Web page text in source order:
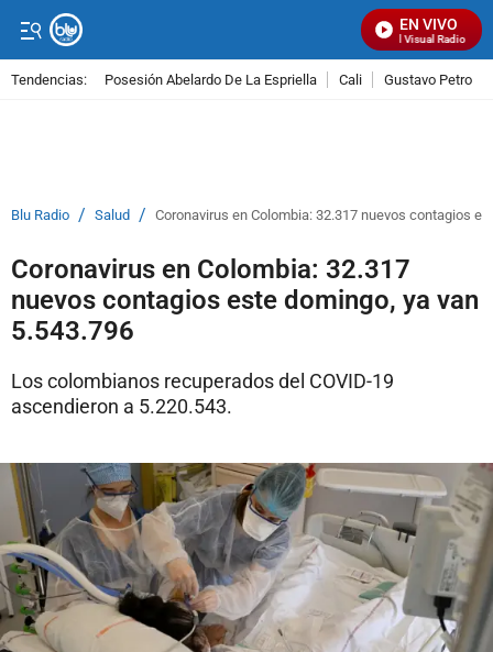
EN VIVO
Señal Visual Radio
Tendencias: Posesión Abelardo De La Espriella Cali Gustavo Petro
Blu Radio / Salud / Coronavirus en Colombia: 32.317 nuevos contagios
Coronavirus en Colombia: 32.317
nuevos contagios este domingo, ya van
5.543.796
Los colombianos recuperados del COVID-19
ascendieron a 5.220.543.